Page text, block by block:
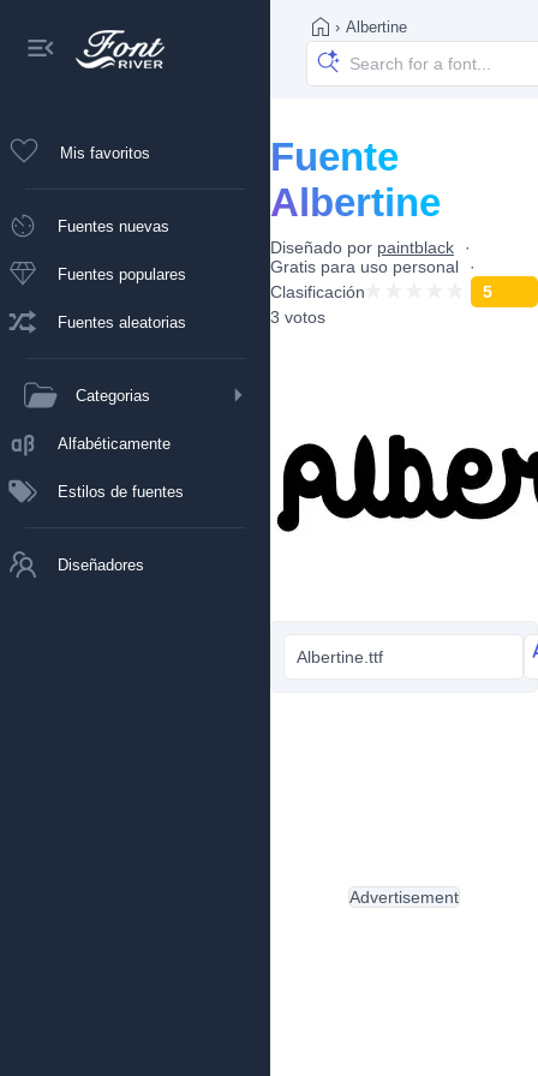
Mis favoritos
Fuentes nuevas
Fuentes populares
Fuentes aleatorias
Categorias
Alfabéticamente
Estilos de fuentes
Diseñadores
› Albertine
Fuente
Albertine
Diseñado por paintblack
Gratis para uso personal
Clasificación
5
3 votos
Albertine.ttf
Advertisement